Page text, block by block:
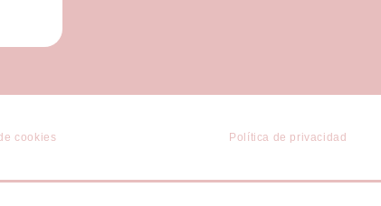
cookies Política de privacidad